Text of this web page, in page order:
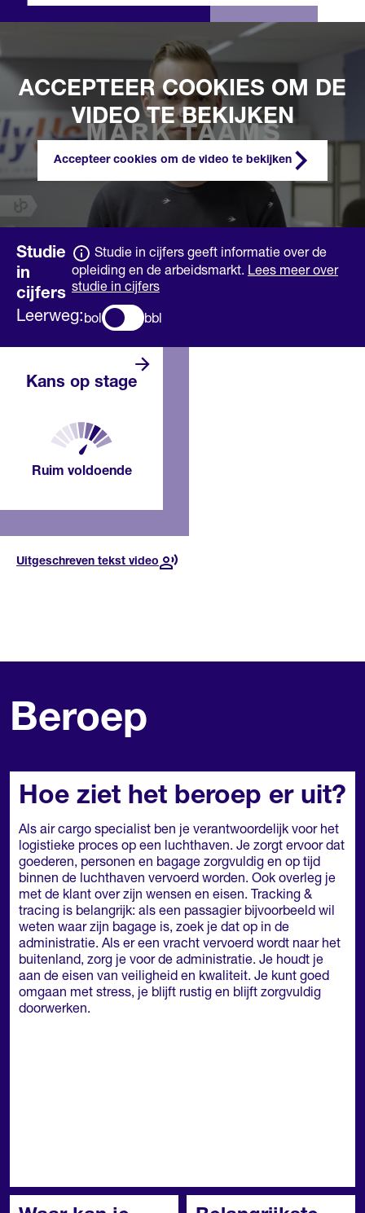
ACCEPTEER COOKIES OM DE
VIDEO TE BEKIJKEN
Accepteer cookies om de video te bekijken
Studie
in
cijfers
Studie in cijfers geeft informatie over de
opleiding en de arbeidsmarkt. Lees meer over
studie in cijfers
Leerweg: bol bbl
Kans op stage
Ruim voldoende
dan genoeg
je vrij makkelijk
een stage vindt.
Voor deze opleiding, in dit
Uitgeschreven tekst video
Beroep
Hoe ziet het beroep er uit?
Als air cargo specialist ben je verantwoordelijk voor het
logistieke proces op een luchthaven. Je zorgt ervoor dat
goederen, personen en bagage zorgvuldig en op tijd
binnen de luchthaven vervoerd worden. Ook overleg je
met de klant over zijn wensen en eisen. Tracking &
tracing is belangrijk: als een passagier bijvoorbeeld wil
weten waar zijn bagage is, zoek je dat op in de
administratie. Als er een vracht vervoerd wordt naar het
buitenland, zorg je voor de administratie. Je houdt je
aan de eisen van veiligheid en kwaliteit. Je kunt goed
omgaan met stress, je blijft rustig en blijft zorgvuldig
doorwerken.